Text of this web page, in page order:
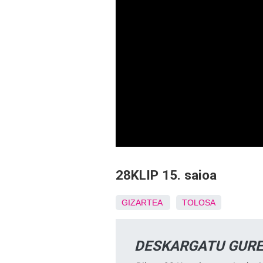
28KLIP 15. saioa
GIZARTEA TOLOSA
DESKARGATU